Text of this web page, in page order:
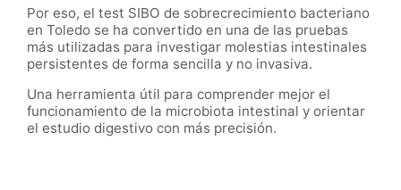
Por eso, el test SIBO de sobrecrecimiento bacteriano
en Toledo se ha convertido en una de las pruebas
más utilizadas para investigar molestias intestinales
persistentes de forma sencilla y no invasiva.
Una herramienta útil para comprender mejor el
funcionamiento de la microbiota intestinal y orientar
el estudio digestivo con más precisión.